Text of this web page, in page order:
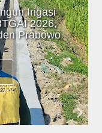
Irigasi
2026,
Prabowo